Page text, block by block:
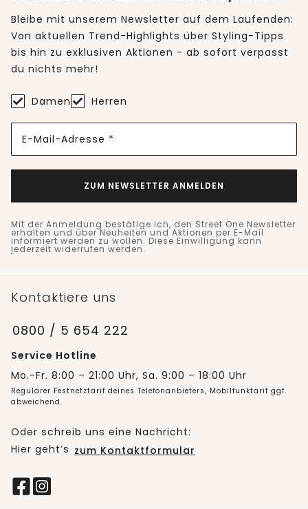
Bleibe mit unserem Newsletter auf dem Laufenden:
Von aktuellen Trend-Highlights über Styling-Tipps
bis hin zu exklusiven Aktionen - ab sofort verpasst
du nichts mehr!
Damen Herren
E-Mail-Adresse *
ZUM NEWSLETTER ANMELDEN
Mit der Anmeldung bestätige ich, den Street One Newsletter
erhalten und über Neuheiten und Aktionen per E-Mail
informiert werden zu wollen. Diese Einwilligung kann
jederzeit widerrufen werden.
Kontaktiere uns
0800 / 5 654 222
Service Hotline
Mo.-Fr. 8:00 – 21:00 Uhr, Sa. 9:00 – 18:00 Uhr
Regulärer Festnetztarif deines Telefonanbieters, Mobilfunktarif ggf.
abweichend.
Oder schreib uns eine Nachricht:
Hier geht’s zum Kontaktformular